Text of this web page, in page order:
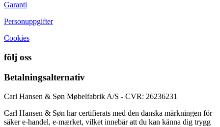
Garanti
Personuppgifter
Cookies
följ oss
Betalningsalternativ
Carl Hansen & Søn Møbelfabrik A/S - CVR: 26236231
Carl Hansen & Søn har certifierats med den danska märkningen för
säker e-handel, e-mærket, vilket innebär att du kan känna dig trygg